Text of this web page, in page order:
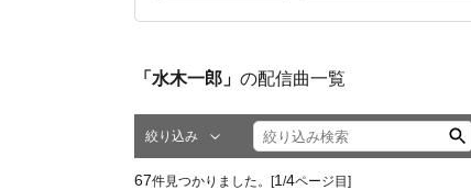
「水木一郎」 の配信曲一覧
絞り込み
67件見つかりました。[1 /4ページ目]